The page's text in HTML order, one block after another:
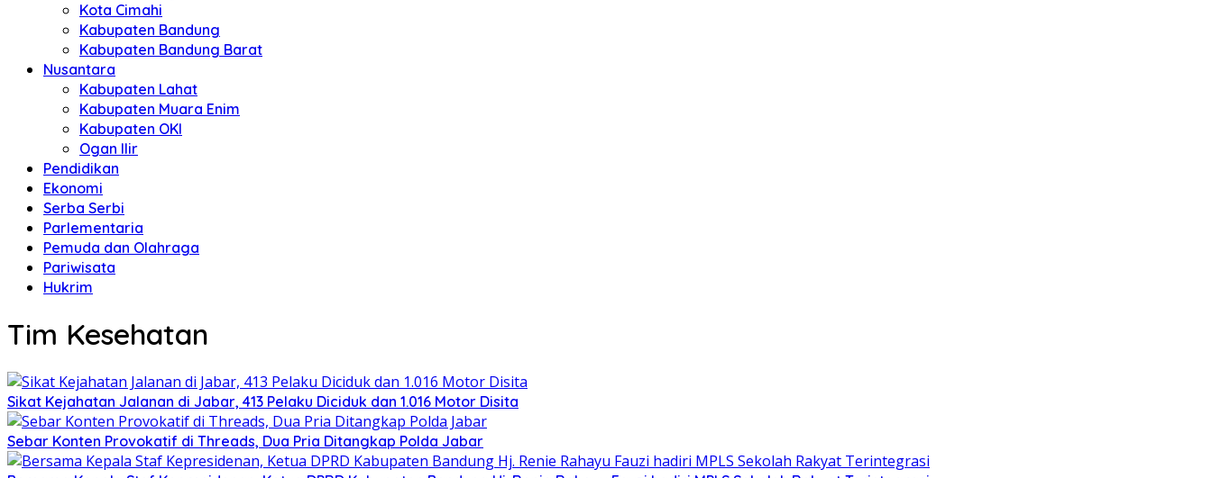
Kota Cimahi
Kabupaten Bandung
Kabupaten Bandung Barat
Nusantara
Kabupaten Lahat
Kabupaten Muara Enim
Kabupaten OKI
Ogan Ilir
Pendidikan
Ekonomi
Serba Serbi
Parlementaria
Pemuda dan Olahraga
Pariwisata
Hukrim
Tim Kesehatan
Sikat Kejahatan Jalanan di Jabar, 413 Pelaku Diciduk dan 1.016 Motor Disita
Sebar Konten Provokatif di Threads, Dua Pria Ditangkap Polda Jabar